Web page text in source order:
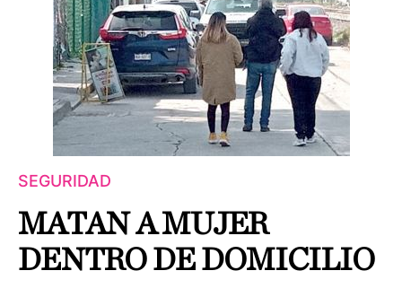
SEGURIDAD
MATAN A MUJER
DENTRO DE DOMICILIO